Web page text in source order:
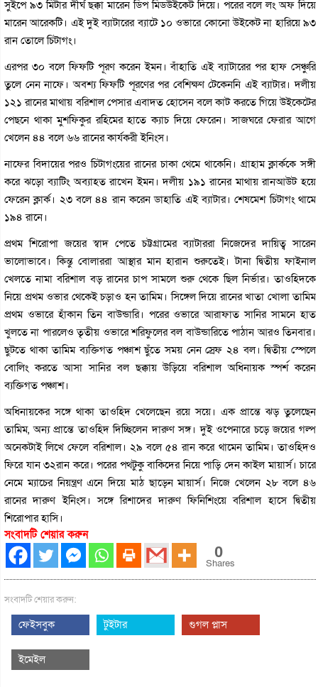
সুইপে ৯৩ মিটার দীর্ঘ ছক্কা মারেন ডিপ মিডউইকেট দিয়ে। পরের বলে লং অফ দিয়ে
মারেন আরেকটি। এই দুই ব্যাটারের ব্যাটে ১০ ওভারে কোনো উইকেট না হারিয়ে ৯৩
রান তোলে চিটাগং।
এরপর ৩০ বলে ফিফটি পূরণ করেন ইমন। বাঁহাতি এই ব্যাটারের পর হাফ সেঞ্চুরি
তুলে নেন নাফে। অবশ্য ফিফটি পূরণের পর বেশিক্ষণ টেকেননি এই ব্যাটার। দলীয়
১২১ রানের মাথায় বরিশাল পেসার এবাদত হোসেন বলে কাট করতে গিয়ে উইকেটের
পেছনে থাকা মুশফিকুর রহিমের হাতে ক্যাচ দিয়ে ফেরেন। সাজঘরে ফেরার আগে
খেলেন ৪৪ বলে ৬৬ রানের কার্যকরী ইনিংস।
নাফের বিদায়ের পরও চিটাগংয়ের রানের চাকা থেমে থাকেনি। গ্রাহাম ক্লার্ককে সঙ্গী
করে ঝড়ো ব্যাটিং অব্যাহত রাখেন ইমন। দলীয় ১৯১ রানের মাথায় রানআউট হয়ে
ফেরেন ক্লার্ক। ২৩ বলে ৪৪ রান করেন ডাহাতি এই ব্যাটার। শেষমেশ চিটাগং থামে
১৯৪ রানে।
প্রথম শিরোপা জয়ের স্বাদ পেতে চট্টগ্রামের ব্যাটাররা নিজেদের দায়িত্ব সারেন
ভালোভাবে। কিন্তু বোলাররা আস্থার মান হারান শুরুতেই। টানা দ্বিতীয় ফাইনাল
খেলতে নামা বরিশাল বড় রানের চাপ সামলে শুরু থেকে ছিল নির্ভার। তাওহিদকে
নিয়ে প্রথম ওভার থেকেই চড়াও হন তামিম। সিঙ্গেল দিয়ে রানের খাতা খোলা তামিম
প্রথম ওভারে হাঁকান তিন বাউন্ডারি। পরের ওভারে আরাফাত সানির সামনে হাত
খুলতে না পারলেও তৃতীয় ওভারে শরিফুলের বল বাউন্ডারিতে পাঠান আরও তিনবার।
ছুটতে থাকা তামিম ব্যক্তিগত পঞ্চাশ ছুঁতে সময় নেন স্রেফ ২৪ বল। দ্বিতীয় স্পেলে
বোলিং করতে আসা সানির বল ছক্কায় উড়িয়ে বরিশাল অধিনায়ক স্পর্শ করেন
ব্যক্তিগত পঞ্চাশ।
অধিনায়কের সঙ্গে থাকা তাওহিদ খেলেছেন রয়ে সয়ে। এক প্রান্তে ঝড় তুলেছেন
তামিম, অন্য প্রান্তে তাওহিদ দিচ্ছিলেন দারুণ সঙ্গ। দুই ওপেনারে চড়ে জয়ের গল্প
অনেকটাই লিখে ফেলে বরিশাল। ২৯ বলে ৫৪ রান করে থামেন তামিম। তাওহিদও
ফিরে যান ৩২রান করে। পরের পথটুকু বাকিদের নিয়ে পাড়ি দেন কাইল মায়ার্স। চারে
নেমে ম্যাচের নিয়ন্ত্রণ এনে দিয়ে মাঠ ছাড়েন মায়ার্স। নিজে খেলেন ২৮ বলে ৪৬
রানের দারুণ ইনিংস। সঙ্গে রিশাদের দারুণ ফিনিশিংয়ে বরিশাল হাসে দ্বিতীয়
শিরোপার হাসি।
সংবাদটি শেয়ার করুন
0
Shares
সংবাদটি শেয়ার করুন:
ফেইসবুক টুইটার গুগল প্লাস
ইমেইল